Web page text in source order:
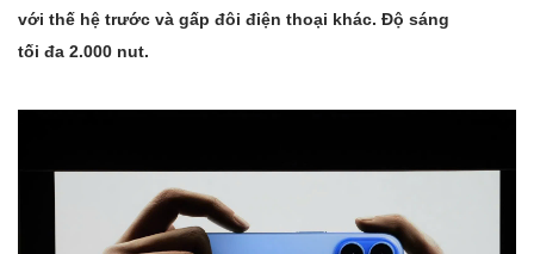
với thế hệ trước và gấp đôi điện thoại khác. Độ sáng
tối đa 2.000 nut.